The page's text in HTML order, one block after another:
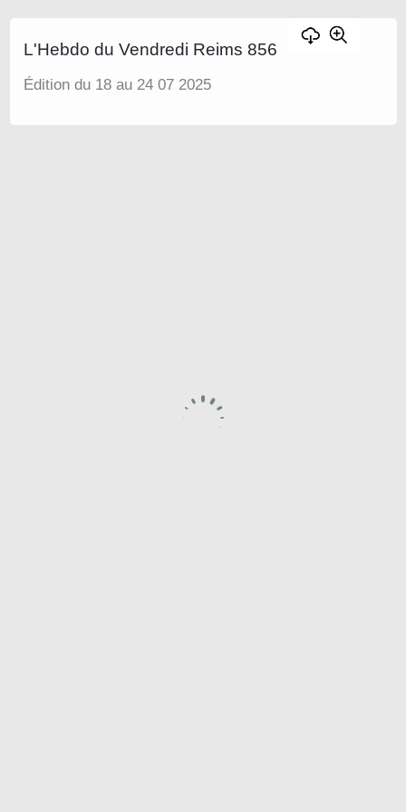
L'Hebdo du Vendredi Reims 856
Édition du 18 au 24 07 2025